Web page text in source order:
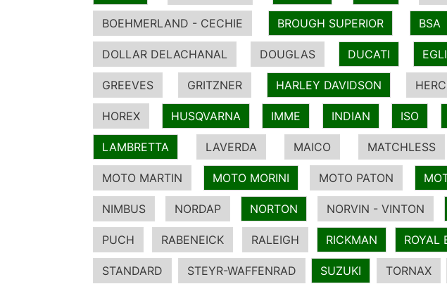
BOEHMERLAND - CECHIE BROUGH SUPERIOR BSA
DOLLAR DELACHANAL DOUGLAS DUCATI EGLI
GREEVES GRITZNER HARLEY DAVIDSON
HOREX HUSQVARNA IMME INDIAN ISO
LAMBRETTA LAVERDA MAICO MATCHLESS
MOTO MARTIN MOTO MORINI MOTO PATON
NIMBUS NORDAP NORTON NORVIN - VINTON
PUCH RABENEICK RALEIGH RICKMAN ROYAL
STANDARD STEYR-WAFFENRAD SUZUKI TORNAX